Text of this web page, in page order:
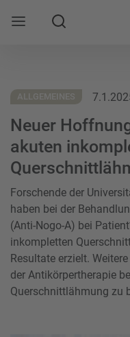
Mobile Navigation
Suche
ALLGEMEINES
Neuer
akuten
Forschende der
haben bei der
(Anti-Nogo-A) bei
inkompletten
Resultate erzielt.
der Antikörpertherapie
Querschnittlähmung zu